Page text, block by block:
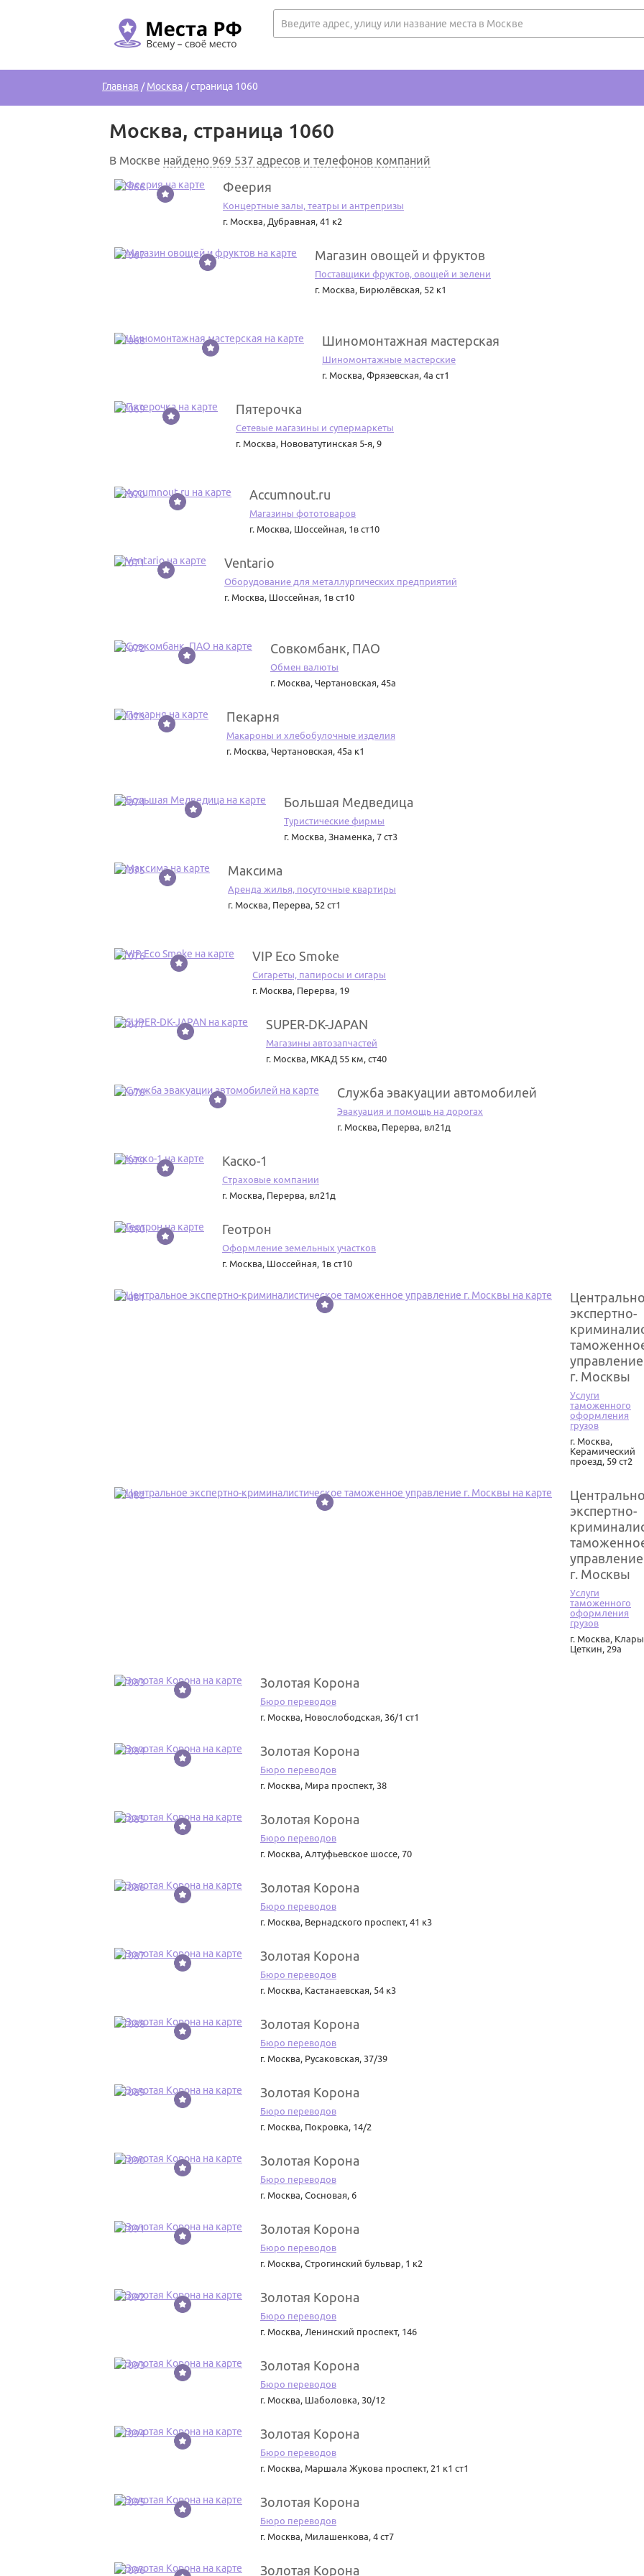
Главная /Москва /страница 1060
Москва, страница 1060
В Москве найдено 969 537 адресов и телефонов компаний
37066 Феерия
Концертные залы, театры и антрепризы
г. Москва, Дубравная, 41 к2
37067 Магазин овощей и фруктов
Поставщики фруктов, овощей и зелени
г. Москва, Бирюлёвская, 52 к1
37068 Шиномонтажная мастерская
Шиномонтажные мастерские
г. Москва, Фрязевская, 4а ст1
37069 Пятерочка
Сетевые магазины и супермаркеты
г. Москва, Нововатутинская 5-я, 9
37070 Accumnout.ru
Магазины фототоваров
г. Москва, Шоссейная, 1в ст10
37071 Ventario
Оборудование для металлургических предприятий
г. Москва, Шоссейная, 1в ст10
37072 Совкомбанк, ПАО
Обмен валюты
г. Москва, Чертановская, 45а
37073 Пекарня
Макароны и хлебобулочные изделия
г. Москва, Чертановская, 45а к1
37074 Большая Медведица
Туристические фирмы
г. Москва, Знаменка, 7 ст3
37075 Максима
Аренда жилья, посуточные квартиры
г. Москва, Перерва, 52 ст1
37076 VIP Eco Smoke
Сигареты, папиросы и сигары
г. Москва, Перерва, 19
37077 SUPER-DK-JAPAN
Магазины автозапчастей
г. Москва, МКАД 55 км, ст40
37078 Служба эвакуации автомобилей
Эвакуация и помощь на дорогах
г. Москва, Перерва, вл21д
37079 Каско-1
Страховые компании
г. Москва, Перерва, вл21д
37080 Геотрон
Оформление земельных участков
г. Москва, Шоссейная, 1в ст10
37081
экспертно-
управление
г. Москвы
Услуги
таможенного
оформления
грузов
г. Москва,
Керамический
проезд, 59 ст2
37082
экспертно-
управление
г. Москвы
Услуги
таможенного
оформления
грузов
г. Москва, Клары
Цеткин, 29а
37083 Золотая Корона
Бюро переводов
г. Москва, Новослободская, 36/1 ст1
37084 Золотая Корона
Бюро переводов
г. Москва, Мира проспект, 38
37085 Золотая Корона
Бюро переводов
г. Москва, Алтуфьевское шоссе, 70
37086 Золотая Корона
Бюро переводов
г. Москва, Вернадского проспект, 41 к3
37087 Золотая Корона
Бюро переводов
г. Москва, Кастанаевская, 54 к3
37088 Золотая Корона
Бюро переводов
г. Москва, Русаковская, 37/39
37089 Золотая Корона
Бюро переводов
г. Москва, Покровка, 14/2
37090 Золотая Корона
Бюро переводов
г. Москва, Сосновая, 6
37091 Золотая Корона
Бюро переводов
г. Москва, Строгинский бульвар, 1 к2
37092 Золотая Корона
Бюро переводов
г. Москва, Ленинский проспект, 146
37093 Золотая Корона
Бюро переводов
г. Москва, Шаболовка, 30/12
37094 Золотая Корона
Бюро переводов
г. Москва, Маршала Жукова проспект, 21 к1 ст1
37095 Золотая Корона
Бюро переводов
г. Москва, Милашенкова, 4 ст7
37096 Золотая Корона